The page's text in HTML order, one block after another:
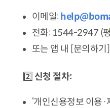
이메일:
전화: 1544-2947 (
또는 앱 내 [문의하
2️⃣ 신청 절차:
‘개인신용정보 이용